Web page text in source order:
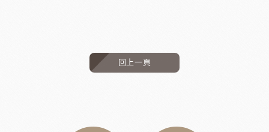
回上一頁